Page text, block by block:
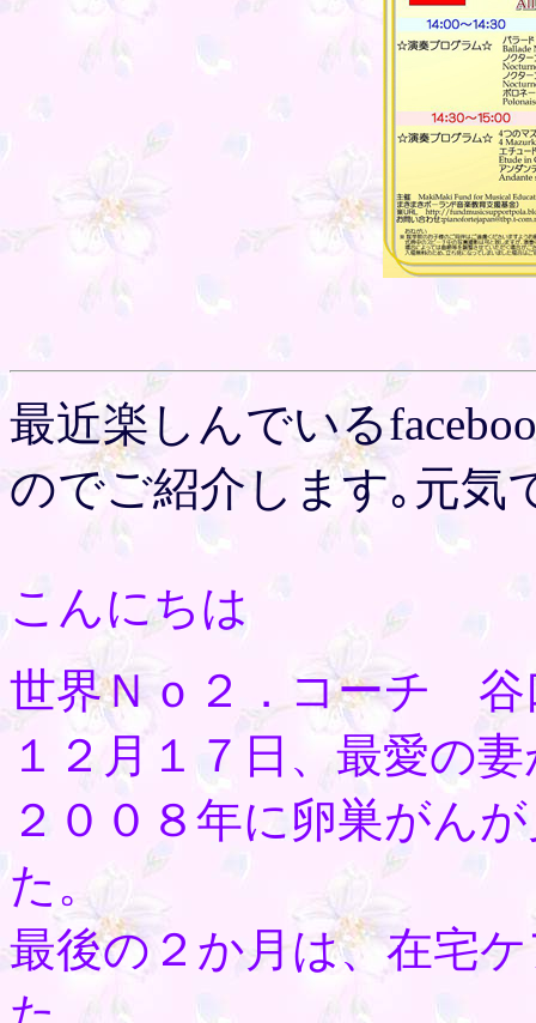
最近楽しんでいる
のでご紹介します｡元気
こんにちは
世界Ｎｏ２．コーチ 谷
１２月１７日、最愛の
２００８年に卵巣がん
た。
最後の２か月は、在宅